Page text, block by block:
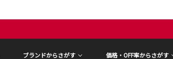
ブランドからさがす 価格・OFF率からさがす